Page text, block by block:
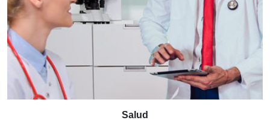
Salud